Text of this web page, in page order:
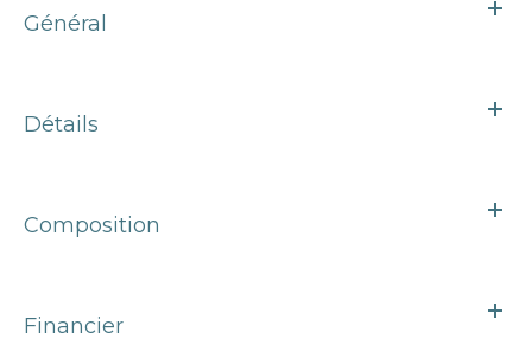
Général
Détails
Composition
Financier